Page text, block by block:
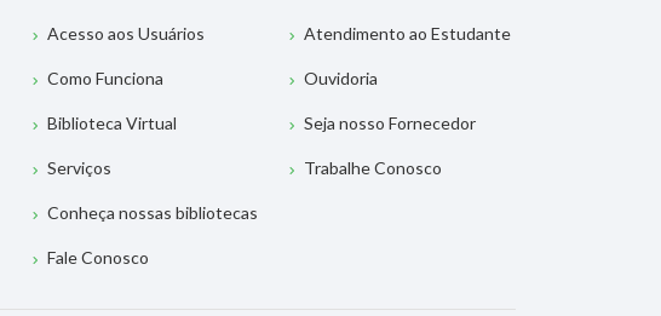
Acesso aos Usuários
Como Funciona
Biblioteca Virtual
Serviços
Conheça nossas bibliotecas
Fale Conosco
Atendimento ao Estudante
Ouvidoria
Seja nosso Fornecedor
Trabalhe Conosco